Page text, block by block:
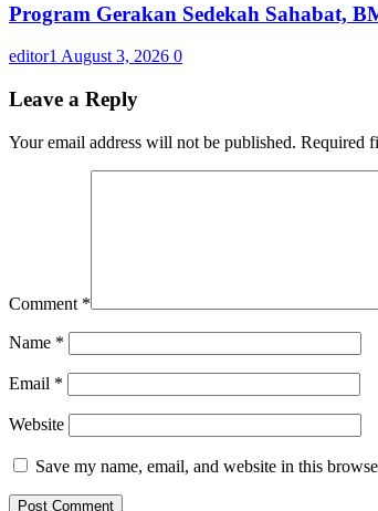
Program Gerakan Sedekah Sahabat,
editor1 August 3, 2026 0
Leave a Reply
Your email address will not be published. Required
Comment *
Name *
Email *
Website
Save my name, email, and website in this